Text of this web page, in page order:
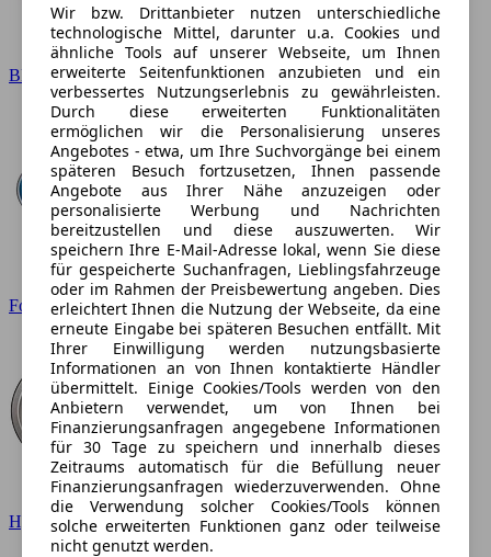
BMW
Ford
Hyundai
Wir bzw. Drittanbieter nutzen unterschiedliche
technologische Mittel, darunter u.a. Cookies und
ähnliche Tools auf unserer Webseite, um Ihnen
erweiterte Seitenfunktionen anzubieten und ein
verbessertes Nutzungserlebnis zu gewährleisten.
Durch diese erweiterten Funktionalitäten
ermöglichen wir die Personalisierung unseres
Angebotes - etwa, um Ihre Suchvorgänge bei einem
späteren Besuch fortzusetzen, Ihnen passende
Angebote aus Ihrer Nähe anzuzeigen oder
personalisierte Werbung und Nachrichten
bereitzustellen und diese auszuwerten. Wir
speichern Ihre E-Mail-Adresse lokal, wenn Sie diese
für gespeicherte Suchanfragen, Lieblingsfahrzeuge
oder im Rahmen der Preisbewertung angeben. Dies
erleichtert Ihnen die Nutzung der Webseite, da eine
erneute Eingabe bei späteren Besuchen entfällt. Mit
Ihrer Einwilligung werden nutzungsbasierte
Informationen an von Ihnen kontaktierte Händler
übermittelt. Einige Cookies/Tools werden von den
Anbietern verwendet, um von Ihnen bei
Finanzierungsanfragen angegebene Informationen
für 30 Tage zu speichern und innerhalb dieses
Zeitraums automatisch für die Befüllung neuer
Finanzierungsanfragen wiederzuverwenden. Ohne
die Verwendung solcher Cookies/Tools können
solche erweiterten Funktionen ganz oder teilweise
nicht genutzt werden.